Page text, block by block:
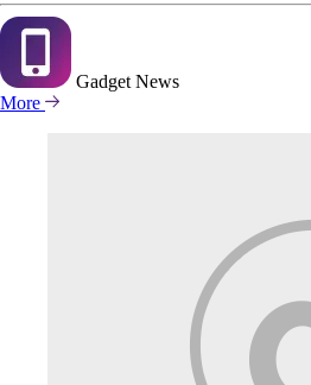
Gadget News
More